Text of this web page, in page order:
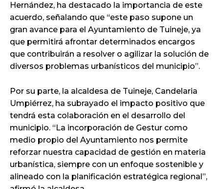
Hernández, ha destacado la importancia de este
acuerdo, señalando que “este paso supone un
gran avance para el Ayuntamiento de Tuineje, ya
que permitirá afrontar determinados encargos
que contribuirán a resolver o agilizar la solución de
diversos problemas urbanísticos del municipio”.
Por su parte, la alcaldesa de Tuineje, Candelaria
Umpiérrez, ha subrayado el impacto positivo que
tendrá esta colaboración en el desarrollo del
municipio. “La incorporación de Gestur como
medio propio del Ayuntamiento nos permite
reforzar nuestra capacidad de gestión en materia
urbanística, siempre con un enfoque sostenible y
alineado con la planificación estratégica regional”,